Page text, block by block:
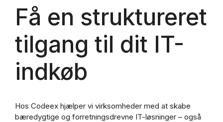
Få en struktureret
tilgang til dit IT-
indkøb
Hos Codeex hjælper vi virksomheder med at skabe
bæredygtige og forretningsdrevne IT-løsninger – også